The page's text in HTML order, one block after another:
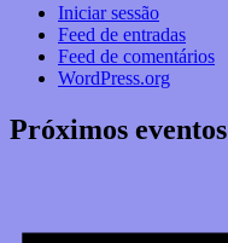
Iniciar sessão
Feed de entradas
Feed de comentários
WordPress.org
Próximos eventos